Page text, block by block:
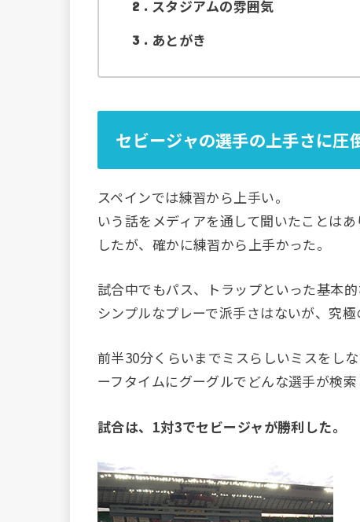
2 スタジアムの雰囲気
3 あとがき
セビージャの選手の上手さに圧
スペインでは練習から上手い。
いう話をメディアを通して聞いたことは
したが、確かに練習から上手かった。
試合中でもパス、トラップといった基本的
シンプルなプレーで派手さはないが、究
前半30分くらいまでミスらしいミスをし
ーフタイムにグーグルでどんな選手が検索
試合は、1対3でセビージャが勝利した。